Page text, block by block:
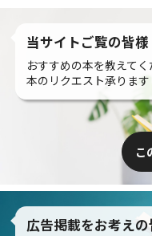
当サイトご覧の皆様
おすすめの本を教えてく
本のリクエスト承ります
こ
広告掲載をお考えの